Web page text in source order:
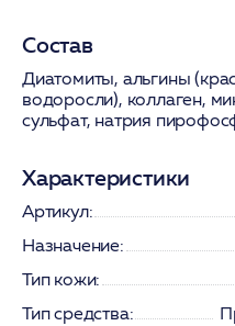
Состав
Диатомиты, альгины
водоросли), коллаген,
сульфат, натрия
Характеристики
Артикул:
Назначение:
Тип кожи:
Тип средства: